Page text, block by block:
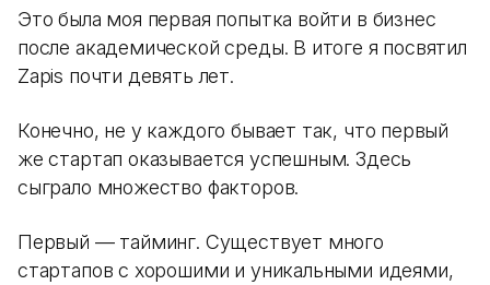
Это была моя первая попытка войти в бизнес
после академической среды. В итоге я посвятил
Zapis почти девять лет.
Конечно, не у каждого бывает так, что первый
же стартап оказывается успешным. Здесь
сыграло множество факторов.
Первый — тайминг. Существует много
стартапов с хорошими и уникальными идеями,